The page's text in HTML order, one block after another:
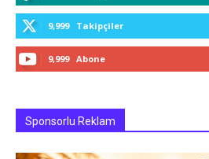
9,999 Takipçiler
9,999 Abone
Sponsorlu Reklam